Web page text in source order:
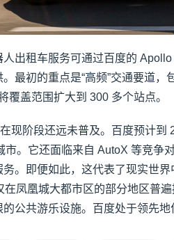
人出租车服务可通过百度的 Apollo
最初的重点是“高频”交通要道
覆盖范围扩大到 300 多个站点。
现阶段还远未普及。百度预计到
市。它还面临来自 AutoX 等竞争
务。即便如此，这代表了现实世
在凤凰城大都市区的部分地区普
的公共游乐设施。百度处于领先